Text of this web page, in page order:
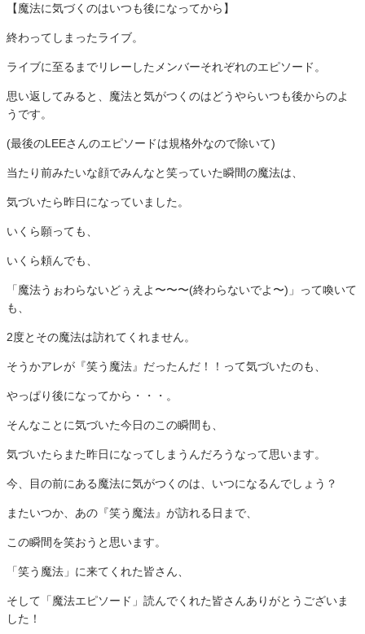
【魔法に気づくのはいつも後になってから】
終わってしまったライブ。
ライブに至るまでリレーしたメンバーそれぞれのエピソード。
思い返してみると、魔法と気がつくのはどうやらいつも後からのよ
うです。
(最後のLEEさんのエピソードは規格外なので除いて)
当たり前みたいな顔でみんなと笑っていた瞬間の魔法は、
気づいたら昨日になっていました。
いくら願っても、
いくら頼んでも、
「魔法うぉわらないどぅえよ〜〜〜(終わらないでよ〜)」って喚いて
も、
2度とその魔法は訪れてくれません。
そうかアレが『笑う魔法』だったんだ！！って気づいたのも、
やっぱり後になってから・・・。
そんなことに気づいた今日のこの瞬間も、
気づいたらまた昨日になってしまうんだろうなって思います。
今、目の前にある魔法に気がつくのは、いつになるんでしょう？
またいつか、あの『笑う魔法』が訪れる日まで、
この瞬間を笑おうと思います。
「笑う魔法」に来てくれた皆さん、
そして「魔法エピソード」読んでくれた皆さんありがとうございま
した！